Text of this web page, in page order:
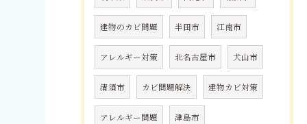
建物のカビ問題 半田市 江南市
アレルギー対策 北名古屋市 犬山市
清須市 カビ問題解決 建物カビ対策
アレルギー問題 津島市